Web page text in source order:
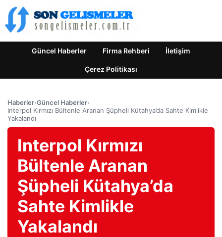
Güncel Haberler Firma Rehberi İletişim
Çerez Politikası
Haberler›Güncel Haberler›
Interpol Kırmızı Bültenle Aranan Şüpheli Kütahya’da Sahte Kimlikle
Yakalandı
Interpol Kırmızı
Bültenle Aranan
Şüpheli Kütahya’da
Sahte Kimlikle
Yakalandı